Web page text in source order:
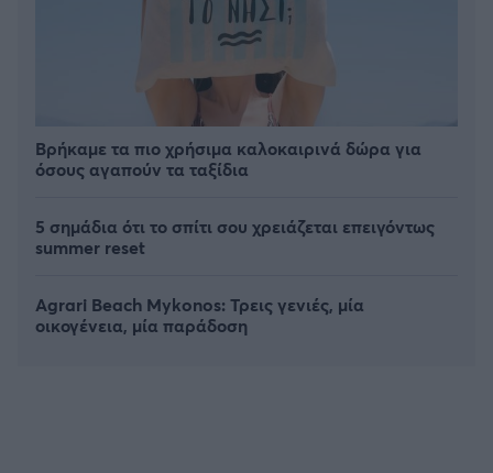
Βρήκαμε τα πιο χρήσιμα καλοκαιρινά δώρα για
όσους αγαπούν τα ταξίδια
5 σημάδια ότι το σπίτι σου χρειάζεται επειγόντως
summer reset
Agrari Beach Mykonos: Τρεις γενιές, μία
οικογένεια, μία παράδοση